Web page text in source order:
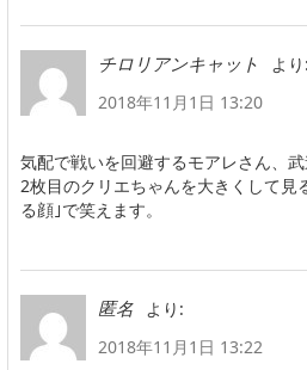
チロリアンキャット
より:
2018年11月1日 13:20
気配で戦いを回避するモアレさん、武
2枚目のクリエちゃんを大きくして見
る顔｣で笑えます。
匿名
より:
2018年11月1日 13:22